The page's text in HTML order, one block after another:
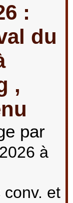
:
du
,
par
à
conv. et